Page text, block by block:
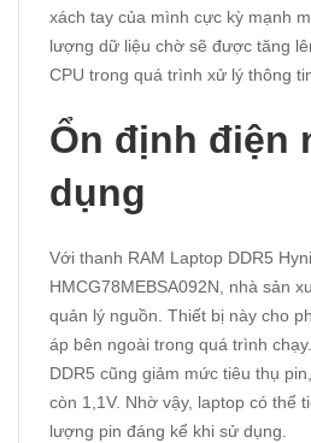
xách tay của mình cực kỳ mạnh
lượng dữ liệu chờ sẽ được tăng
CPU trong quá trình xử lý thông
Ổn định điện
dụng
Với thanh RAM Laptop DDR5
HMCG78MEBSA092N, nhà sản
quản lý nguồn. Thiết bị này cho
áp bên ngoài trong quá trình
DDR5 cũng giảm mức tiêu thụ
còn 1,1V. Nhờ vậy, laptop có thể
lượng pin đáng kể khi sử dụng.